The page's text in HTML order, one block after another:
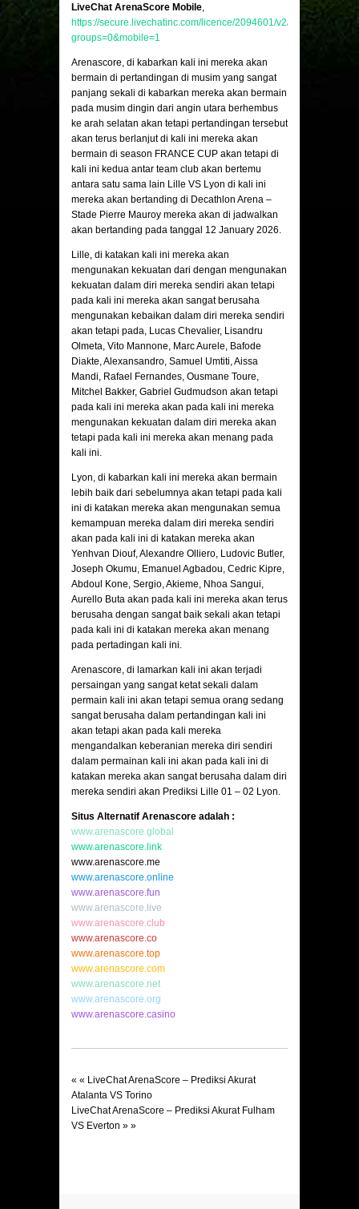
LiveChat ArenaScore Mobile,
https://secure.livechatinc.com/licence/2094601/v2/open_chat.cgi?
groups=0&mobile=1
Arenascore, di kabarkan kali ini mereka akan
bermain di pertandingan di musim yang sangat
panjang sekali di kabarkan mereka akan bermain
pada musim dingin dari angin utara berhembus
ke arah selatan akan tetapi pertandingan tersebut
akan terus berlanjut di kali ini mereka akan
bermain di season FRANCE CUP akan tetapi di
kali ini kedua antar team club akan bertemu
antara satu sama lain Lille VS Lyon di kali ini
mereka akan bertanding di Decathlon Arena –
Stade Pierre Mauroy mereka akan di jadwalkan
akan bertanding pada tanggal 12 January 2026.
Lille, di katakan kali ini mereka akan
mengunakan kekuatan dari dengan mengunakan
kekuatan dalam diri mereka sendiri akan tetapi
pada kali ini mereka akan sangat berusaha
mengunakan kebaikan dalam diri mereka sendiri
akan tetapi pada, Lucas Chevalier, Lisandru
Olmeta, Vito Mannone, Marc Aurele, Bafode
Diakte, Alexansandro, Samuel Umtiti, Aissa
Mandi, Rafael Fernandes, Ousmane Toure,
Mitchel Bakker, Gabriel Gudmudson akan tetapi
pada kali ini mereka akan pada kali ini mereka
mengunakan kekuatan dalam diri mereka akan
tetapi pada kali ini mereka akan menang pada
kali ini.
Lyon, di kabarkan kali ini mereka akan bermain
lebih baik dari sebelumnya akan tetapi pada kali
ini di katakan mereka akan mengunakan semua
kemampuan mereka dalam diri mereka sendiri
akan pada kali ini di katakan mereka akan
Yenhvan Diouf, Alexandre Olliero, Ludovic Butler,
Joseph Okumu, Emanuel Agbadou, Cedric Kipre,
Abdoul Kone, Sergio, Akieme, Nhoa Sangui,
Aurello Buta akan pada kali ini mereka akan terus
berusaha dengan sangat baik sekali akan tetapi
pada kali ini di katakan mereka akan menang
pada pertadingan kali ini.
Arenascore, di lamarkan kali ini akan terjadi
persaingan yang sangat ketat sekali dalam
permain kali ini akan tetapi semua orang sedang
sangat berusaha dalam pertandingan kali ini
akan tetapi akan pada kali mereka
mengandalkan keberanian mereka diri sendiri
dalam permainan kali ini akan pada kali ini di
katakan mereka akan sangat berusaha dalam diri
mereka sendiri akan Prediksi Lille 01 – 02 Lyon.
Situs Alternatif Arenascore adalah :
www.arenascore.global
www.arenascore.link
www.arenascore.me
www.arenascore.online
www.arenascore.fun
www.arenascore.live
www.arenascore.club
www.arenascore.co
www.arenascore.top
www.arenascore.com
www.arenascore.net
www.arenascore.org
www.arenascore.casino
« « LiveChat ArenaScore – Prediksi Akurat
Atalanta VS Torino
LiveChat ArenaScore – Prediksi Akurat Fulham
VS Everton » »